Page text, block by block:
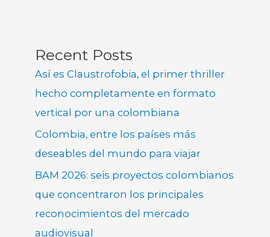
Recent Posts
Así es Claustrofobia, el primer thriller
hecho completamente en formato
vertical por una colombiana
Colombia, entre los países más
deseables del mundo para viajar
BAM 2026: seis proyectos colombianos
que concentraron los principales
reconocimientos del mercado
audiovisual